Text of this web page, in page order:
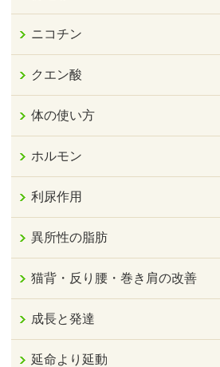
ニコチン
クエン酸
体の使い方
ホルモン
利尿作用
異所性の脂肪
猫背・反り腰・巻き肩の改善
成長と発達
延命より延動